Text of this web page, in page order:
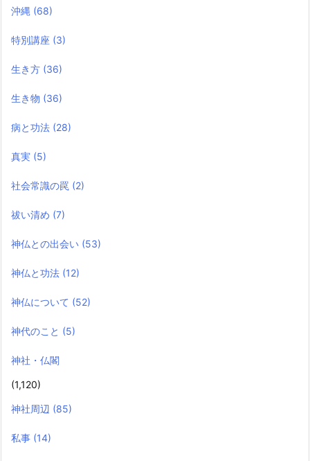
沖縄 (68)
特別講座 (3)
生き方 (36)
生き物 (36)
病と功法 (28)
真実 (5)
社会常識の罠 (2)
祓い清め (7)
神仏との出会い (53)
神仏と功法 (12)
神仏について (52)
神代のこと (5)
神社・仏閣
(1,120)
神社周辺 (85)
私事 (14)